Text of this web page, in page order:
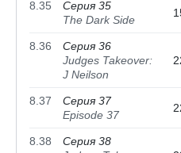
8.35
Серия 35
The Dark Side
8.36
Серия 36
Judges Takeover:
J Neilson
8.37
Серия 37
Episode 37
8.38
Серия 38